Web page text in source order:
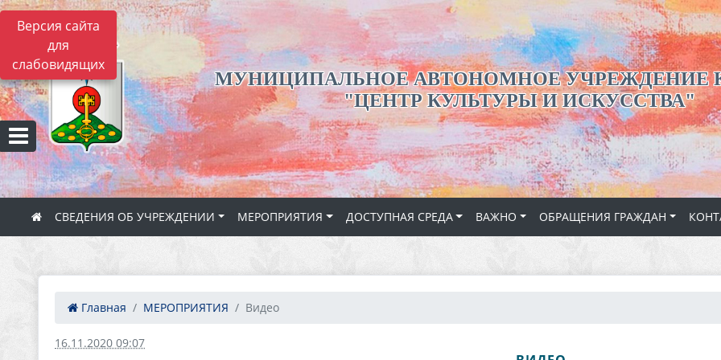
Версия сайта
для
слабовидящих
МУНИЦИПАЛЬНОЕ АВТОНОМНОЕ УЧРЕЖДЕНИЕ
"ЦЕНТР КУЛЬТУРЫ И ИСКУССТВА"
СВЕДЕНИЯ ОБ УЧРЕЖДЕНИИ МЕРОПРИЯТИЯ ДОСТУПНАЯ СРЕДА ВАЖНО ОБРАЩЕНИЯ ГРАЖДАН
Главная МЕРОПРИЯТИЯ Видео
16.11.2020 09:07